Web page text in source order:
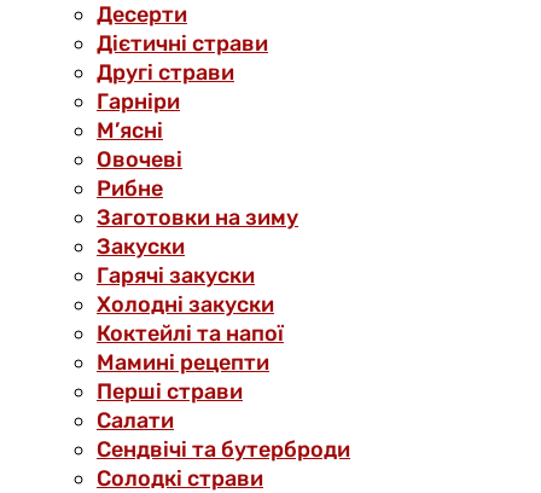
Десерти
Дієтичні страви
Другі страви
Гарніри
М’ясні
Овочеві
Рибне
Заготовки на зиму
Закуски
Гарячі закуски
Холодні закуски
Коктейлі та напої
Мамині рецепти
Перші страви
Салати
Сендвічі та бутерброди
Солодкі страви